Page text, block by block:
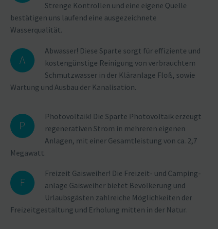
Strenge Kontrollen und eine eigene Quelle
bestä­tigen uns laufend eine ausge­zeichnete
Wasserqualität.
A
Abwasser! Diese Sparte sorgt für effiziente und
kosten­günstige Reinigung von verbrauchtem
Schmutz­wasser in der Kläranlage Floß, sowie
Wartung und Ausbau der Kanalisation.
P
Photo­voltaik! Die Sparte Photo­voltaik erzeugt
regene­ra­tiven Strom in mehreren eigenen
Anlagen, mit einer Gesamt­leistung von ca. 2,7
Megawatt.
F
Freizeit Gaisweiher! Die Freizeit- und Camping­
anlage Gaisweiher bietet Bevöl­kerung und
Urlaubs­gästen zahlreiche Möglich­keiten der
Freizeit­ge­staltung und Erholung mitten in der Natur.